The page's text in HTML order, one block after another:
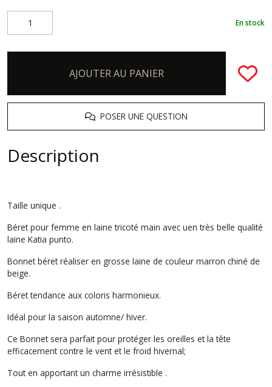
En stock
AJOUTER AU PANIER
POSER UNE QUESTION
Description
Taille unique .
Béret pour femme en laine tricoté main avec uen très belle qualité
laine Katia punto.
Bonnet béret réaliser en grosse laine de couleur marron chiné de
beige.
Béret tendance aux coloris harmonieux.
Idéal pour la saison automne/ hiver.
Ce Bonnet sera parfait pour protéger les oreilles et la tête
efficacement contre le vent et le froid hivernal;
Tout en apportant un charme irrésistible .